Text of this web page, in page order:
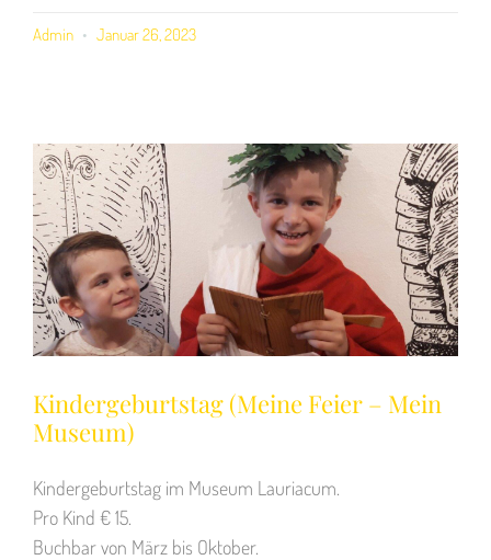
Admin Januar 26, 2023
Kindergeburtstag (Meine Feier – Mein
Museum)
Kindergeburtstag im Museum Lauriacum.
Pro Kind € 15.
Buchbar von März bis Oktober.